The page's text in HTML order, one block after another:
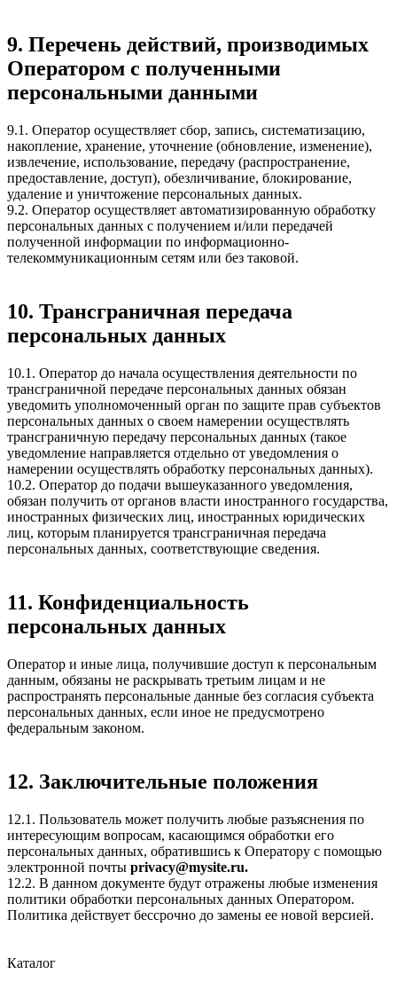
9. Перечень действий, производимых
Оператором с полученными
персональными данными
9.1. Оператор осуществляет сбор, запись, систематизацию,
накопление, хранение, уточнение (обновление, изменение),
извлечение, использование, передачу (распространение,
предоставление, доступ), обезличивание, блокирование,
удаление и уничтожение персональных данных.
9.2. Оператор осуществляет автоматизированную обработку
персональных данных с получением и/или передачей
полученной информации по информационно-
телекоммуникационным сетям или без таковой.
10. Трансграничная передача
персональных данных
10.1. Оператор до начала осуществления деятельности по
трансграничной передаче персональных данных обязан
уведомить уполномоченный орган по защите прав субъектов
персональных данных о своем намерении осуществлять
трансграничную передачу персональных данных (такое
уведомление направляется отдельно от уведомления о
намерении осуществлять обработку персональных данных).
10.2. Оператор до подачи вышеуказанного уведомления,
обязан получить от органов власти иностранного государства,
иностранных физических лиц, иностранных юридических
лиц, которым планируется трансграничная передача
персональных данных, соответствующие сведения.
11. Конфиденциальность
персональных данных
Оператор и иные лица, получившие доступ к персональным
данным, обязаны не раскрывать третьим лицам и не
распространять персональные данные без согласия субъекта
персональных данных, если иное не предусмотрено
федеральным законом.
12. Заключительные положения
12.1. Пользователь может получить любые разъяснения по
интересующим вопросам, касающимся обработки его
персональных данных, обратившись к Оператору с помощью
электронной почты privacy@mysite.ru.
12.2. В данном документе будут отражены любые изменения
политики обработки персональных данных Оператором.
Политика действует бессрочно до замены ее новой версией.
Каталог